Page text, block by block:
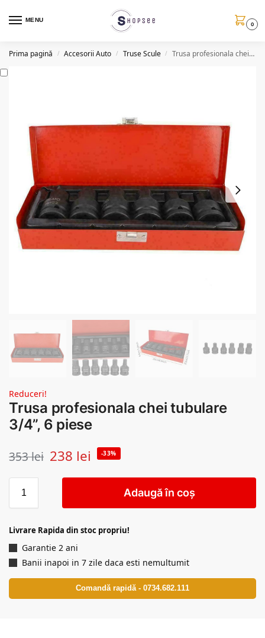
MENU
0
Prima pagină / Accesorii Auto / Truse Scule / Trusa profesionala chei tubulare 3/4”, 6 piese
Reduceri!
Trusa profesionala chei tubulare
3/4”, 6 piese
353lei 238 lei -33%
Adaugă în coș
Livrare Rapida din stoc propriu!
Garantie 2 ani
Banii inapoi in 7 zile daca esti nemultumit
Comandă rapidă - 0734.682.111